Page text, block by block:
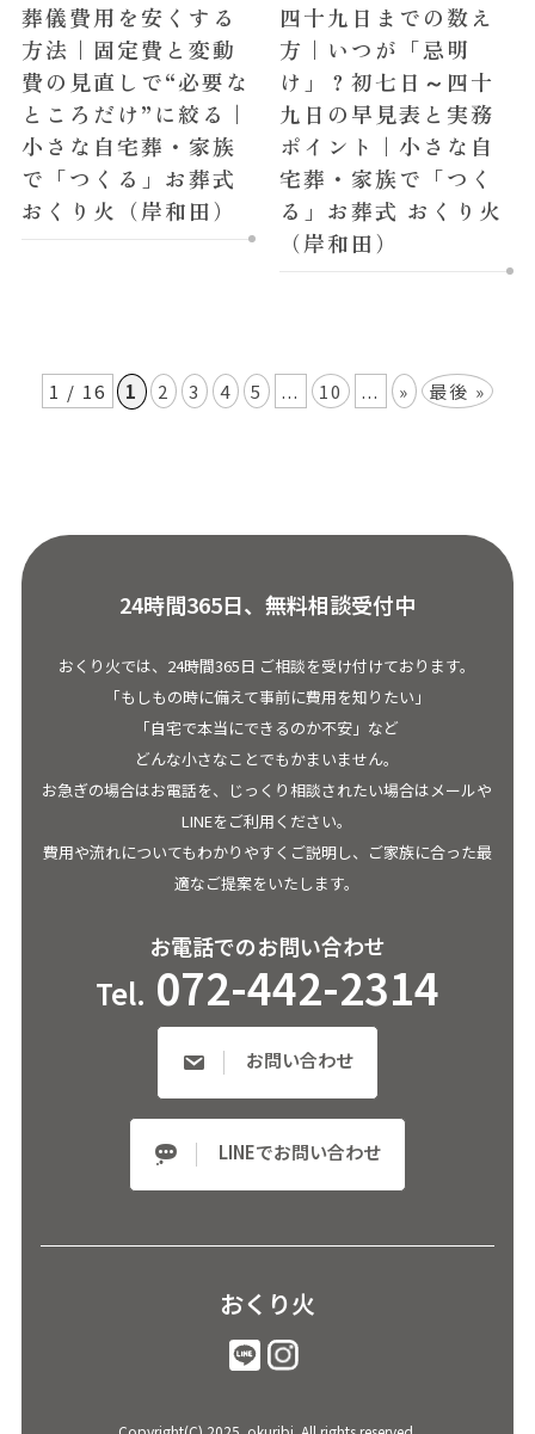
葬儀費用を安くする
方法｜固定費と変動
費の見直しで“必要な
ところだけ”に絞る｜
小さな自宅葬・家族
で「つくる」お葬式
おくり火（岸和田）
四十九日までの数え
方｜いつが「忌明
け」？初七日～四十
九日の早見表と実務
ポイント｜小さな自
宅葬・家族で「つく
る」お葬式 おくり火
（岸和田）
1 / 16 1 2 3 4 5 ... 10 ... » 最後 »
24時間365日、無料相談受付中
おくり火では、24時間365日 ご相談を受け付けております。
「もしもの時に備えて事前に費用を知りたい」
「自宅で本当にできるのか不安」など
どんな小さなことでもかまいません。
お急ぎの場合はお電話を、じっくり相談されたい場合はメールや
LINEをご利用ください。
費用や流れについてもわかりやすくご説明し、ご家族に合った最
適なご提案をいたします。
お電話でのお問い合わせ
Tel. 072-442-2314
お問い合わせ
LINEでお問い合わせ
おくり火